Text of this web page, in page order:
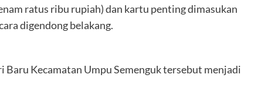
ratus ribu rupiah) dan kartu penting dimasukan
digendong belakang.
Kecamatan Umpu Semenguk tersebut menjadi